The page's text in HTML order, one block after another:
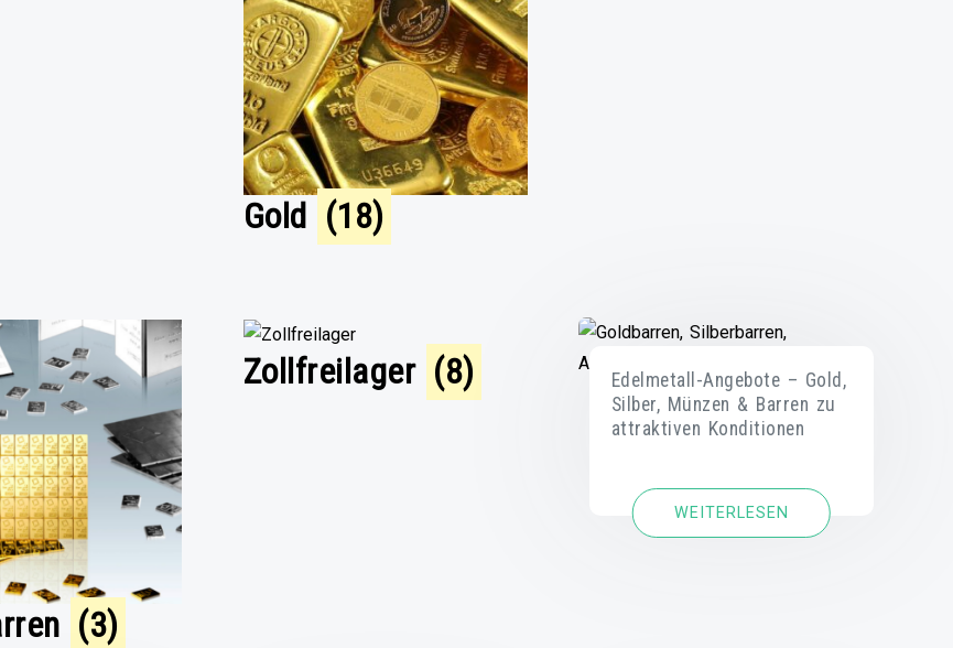
Gold (18)
(3)
Zollfreilager (8)
Edelmetall-Angebote – Gold,
Silber, Münzen & Barren zu
attraktiven Konditionen
WEITERLESEN